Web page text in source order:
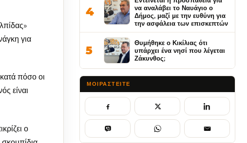
για
πόσο οι
είναι
ο
4
να αναλάβει το Ναυάγιο ο
Δήμος, μαζί με την ευθύνη για
την ασφάλεια των επισκεπτών
5
Θυμήθηκε ο Κικίλιας ότι
υπάρχει ένα νησί που λέγεται
Ζάκυνθος;
ΜΟΙΡΑΣΤΕΊΤΕ